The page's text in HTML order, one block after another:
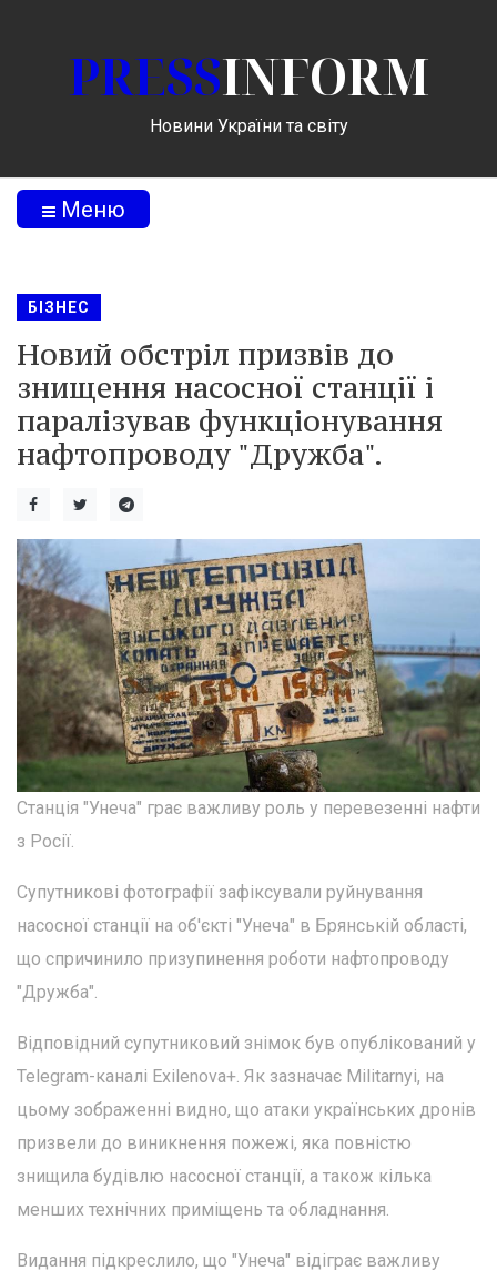
PRESSINFORM
Новини України та світу
Меню
БІЗНЕС
Новий обстріл призвів до
знищення насосної станції і
паралізував функціонування
нафтопроводу "Дружба".
Станція "Унеча" грає важливу роль у перевезенні нафти
з Росії.
Супутникові фотографії зафіксували руйнування
насосної станції на об'єкті "Унеча" в Брянській області,
що спричинило призупинення роботи нафтопроводу
"Дружба".
Відповідний супутниковий знімок був опублікований у
Telegram-каналі Exilenova+. Як зазначає Militarnyi, на
цьому зображенні видно, що атаки українських дронів
призвели до виникнення пожежі, яка повністю
знищила будівлю насосної станції, а також кілька
менших технічних приміщень та обладнання.
Видання підкреслило, що "Унеча" відіграє важливу